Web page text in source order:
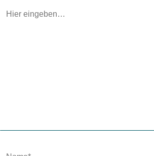
eingeben…
Name*